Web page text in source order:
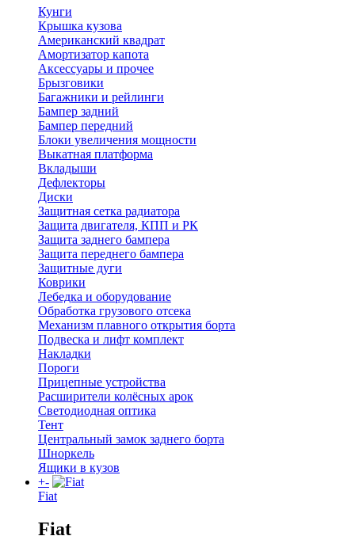
Кунги
Крышка кузова
Американский квадрат
Амортизатор капота
Аксессуары и прочее
Брызговики
Багажники и рейлинги
Бампер задний
Бампер передний
Блоки увеличения мощности
Выкатная платформа
Вкладыши
Дефлекторы
Диски
Защитная сетка радиатора
Защита двигателя, КПП и РК
Защита заднего бампера
Защита переднего бампера
Защитные дуги
Коврики
Лебедка и оборудование
Обработка грузового отсека
Механизм плавного открытия борта
Подвеска и лифт комплект
Накладки
Пороги
Прицепные устройства
Расширители колёсных арок
Светодиодная оптика
Тент
Центральный замок заднего борта
Шноркель
Ящики в кузов
+-
Fiat
Fiat